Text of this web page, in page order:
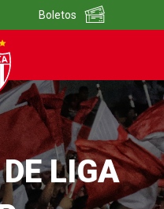
Boletos
LIGA